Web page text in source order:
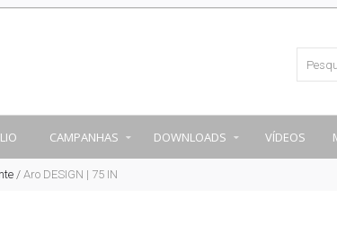
CAMPANHAS DOWNLOADS VÍDEOS
/ Aro DESIGN | 75 IN